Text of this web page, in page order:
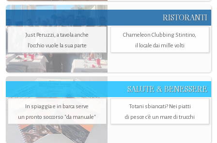
RISTORANTI
Just Peruzzi, a tavola anche
l’occhio vuole la sua parte
Chameleon Clubbing Stintino,
il locale dai mille volti
SALUTE & BENESSERE
In spiaggia e in barca serve
un pronto soccorso "da manuale"
Totani sbiancati? Nei piatti
di pesce c'è un mare di trucchi